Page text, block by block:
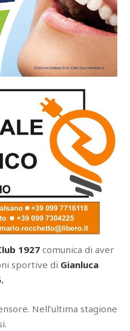
1927 comunica di aver
sportive di Gianluca
Nell’ultima stagione